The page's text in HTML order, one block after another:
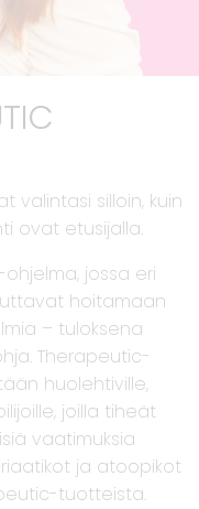
silloin, kuin
ovat etusijalla.
jossa eri
hoitamaan
– tuloksena
Therapeutic-
huolehtiville,
joilla tiheät
vaatimuksia
ja atoopikot
tuotteista.